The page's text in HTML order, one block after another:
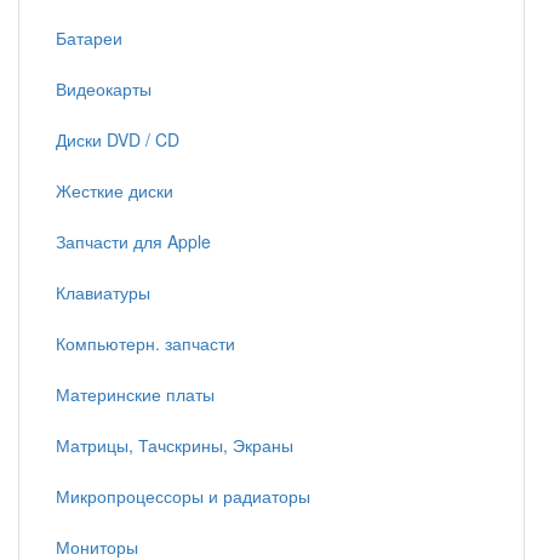
Батареи
Видеокарты
Диски DVD / CD
Жесткие диски
Запчасти для Apple
Клавиатуры
Компьютерн. запчасти
Материнские платы
Матрицы, Тачскрины, Экраны
Микропроцессоры и радиаторы
Мониторы